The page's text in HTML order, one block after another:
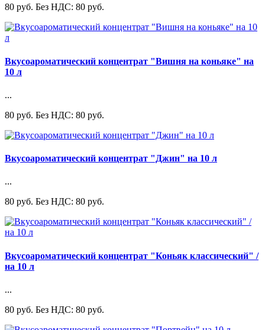
80 руб. Без НДС: 80 руб.
Вкусоароматический концентрат "Вишня на коньяке" на
10 л
...
80 руб. Без НДС: 80 руб.
Вкусоароматический концентрат "Джин" на 10 л
...
80 руб. Без НДС: 80 руб.
Вкусоароматический концентрат "Коньяк классический" /
на 10 л
...
80 руб. Без НДС: 80 руб.